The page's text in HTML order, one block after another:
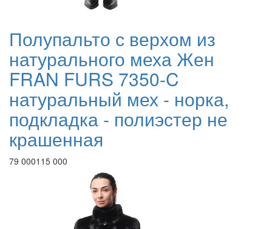
Полупальто с верхом из
натурального меха Жен
FRAN FURS 7350-C
натуральный мех - норка,
подкладка - полиэстер не
крашенная
79 000115 000